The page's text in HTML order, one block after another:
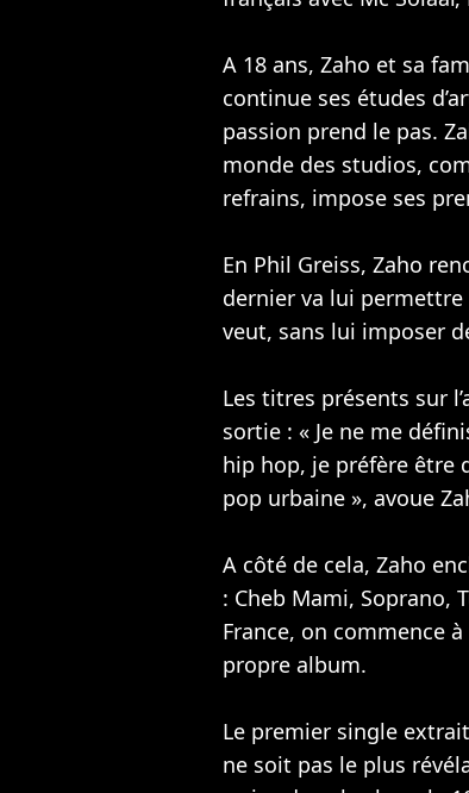
A 18 ans, Zaho et sa
continue ses études
passion prend le pas.
monde des studios,
refrains, impose ses
En Phil Greiss, Zaho
dernier va lui
veut, sans lui imposer
Les titres présents sur
sortie : « Je ne me
hip hop, je préfère être
pop urbaine », avoue
A côté de cela, Zaho
: Cheb Mami, Soprano,
France, on commence
propre album.
Le premier single extrait
ne soit pas le plus